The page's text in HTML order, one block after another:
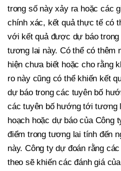
trong số này xảy ra hoặc các
chính xác, kết quả thực tế có
với kết quả được dự báo
tương lai này. Có thể có thêm
hiện chưa biết hoặc cho rằng
ro này cũng có thể khiến kết
dự báo trong các tuyên bố
các tuyên bố hướng tới tương
hoạch hoặc dự báo của Công
điểm trong tương lai tính đến
này. Công ty dự đoán rằng
theo sẽ khiến các đánh giá